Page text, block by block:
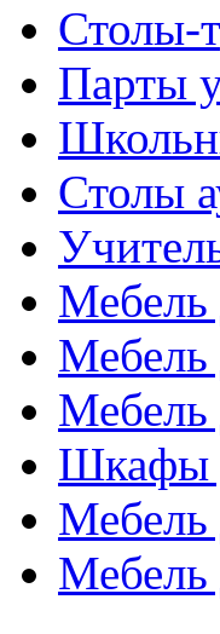
Столы-
Парты
Столы
Мебель
Мебель
Мебель
Шкафы
Мебель
Мебель